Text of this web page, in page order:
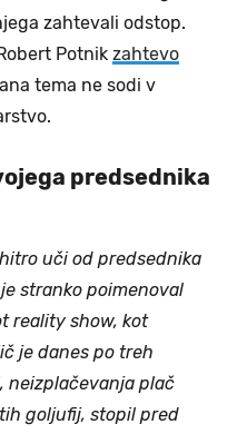
zahtevali odstop.
Potnik zahtevo
tema ne sodi v
predsednika
uči od predsednika
stranko poimenoval
reality show, kot
je danes po treh
neizplačevanja plač
goljufij, stopil pred